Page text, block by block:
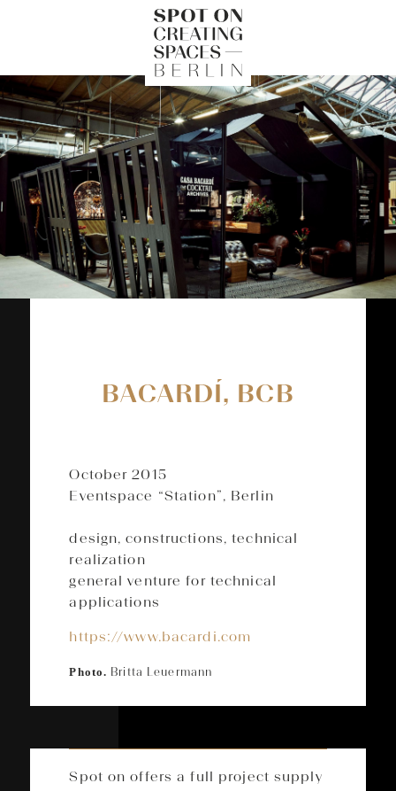
BACARDÍ, BCB
October 2015
Eventspace “Station”, Berlin
design, constructions, technical
realization
general venture for technical
applications
https://www.bacardi.com
Photo. Britta Leuermann
Spot on offers a full project supply